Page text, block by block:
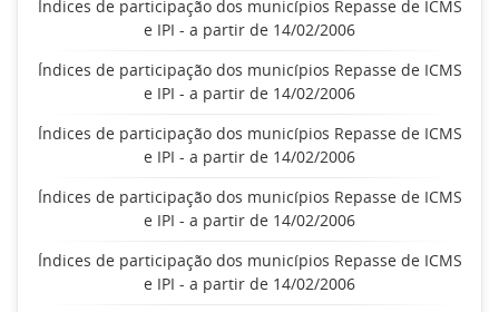
Índices de participação dos municípios Repasse de ICMS
e IPI - a partir de 14/02/2006
Índices de participação dos municípios Repasse de ICMS
e IPI - a partir de 14/02/2006
Índices de participação dos municípios Repasse de ICMS
e IPI - a partir de 14/02/2006
Índices de participação dos municípios Repasse de ICMS
e IPI - a partir de 14/02/2006
Índices de participação dos municípios Repasse de ICMS
e IPI - a partir de 14/02/2006